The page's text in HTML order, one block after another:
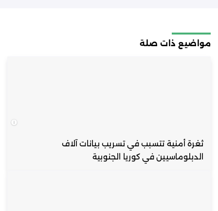
مواضيع ذات صلة
ثغرة أمنية تتسبب في تسريب بيانات آلاف
الدبلوماسيين في كوريا الجنوبية